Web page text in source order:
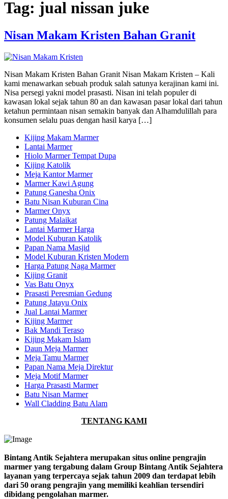
Tag: jual nissan juke
Nisan Makam Kristen Bahan Granit
Nisan Makam Kristen Bahan Granit Nisan Makam Kristen – Kali
kami menawarkan sebuah produk salah satunya kerajinan kami ini.
Nisa persegi yakni model prasasti. Nisan ini telah populer di
kawasan lokal sejak tahun 80 an dan kawasan pasar lokal dari tahun
ketahun permintaan nisan semakin banyak dan Alhamdulillah para
konsumen selalu puas dengan hasil karya […]
Kijing Makam Marmer
Lantai Marmer
Hiolo Marmer Tempat Dupa
Kijing Katolik
Meja Kantor Marmer
Marmer Kawi Agung
Patung Ganesha Onix
Batu Nisan Kuburan Cina
Marmer Onyx
Patung Malaikat
Lantai Marmer Harga
Model Kuburan Katolik
Papan Nama Masjid
Model Kuburan Kristen Modern
Harga Patung Naga Marmer
Kijing Granit
Vas Batu Onyx
Prasasti Peresmian Gedung
Patung Jatayu Onix
Jual Lantai Marmer
Kijing Marmer
Bak Mandi Teraso
Kijing Makam Islam
Daun Meja Marmer
Meja Tamu Marmer
Papan Nama Meja Direktur
Meja Motif Marmer
Harga Prasasti Marmer
Batu Nisan Marmer
Wall Cladding Batu Alam
TENTANG KAMI
Bintang Antik Sejahtera merupakan situs online pengrajin
marmer yang tergabung dalam Group Bintang Antik Sejahtera
layanan yang terpercaya sejak tahun 2009 dan terdapat lebih
dari 50 orang pengrajin yang memiliki keahlian tersendiri
dibidang pengolahan marmer.